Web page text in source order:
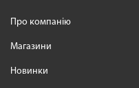
Про компанію
Магазини
Новинки